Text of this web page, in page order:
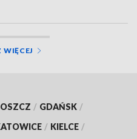
/ GDAŃSK /
/ KIELCE /